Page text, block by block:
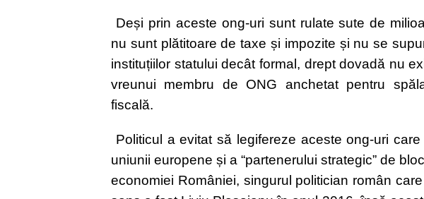
Deși prin aceste ong-uri sunt rulate sute de
nu sunt plătitoare de taxe și impozite și nu se
instituțiilor statului decât formal, drept dovadă nu
vreunui membru de ONG anchetat pentru
fiscală.
Politicul a evitat să legifereze aceste ong-uri
uniunii europene și a “partenerului strategic” de
economiei României, singurul politician român